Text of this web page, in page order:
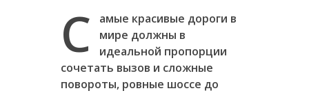
С
амые красивые дороги в
мире должны в
идеальной пропорции
сочетать вызов и сложные
повороты, ровные шоссе до